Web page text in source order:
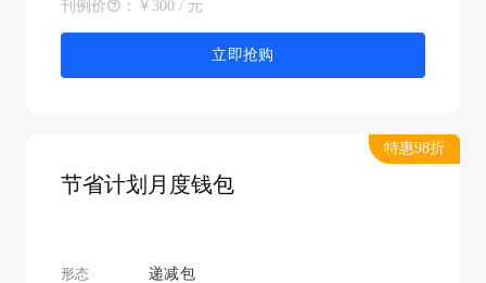
刊例价
： ￥300 / 元
立即抢购
特惠98折
节省计划月度钱包
形态 递减包